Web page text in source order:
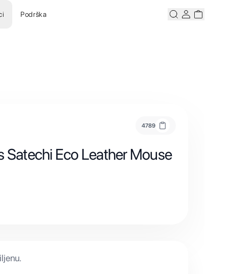
Podrška PretražiKorisnicki
4789
Satechi Eco Leather Mouse